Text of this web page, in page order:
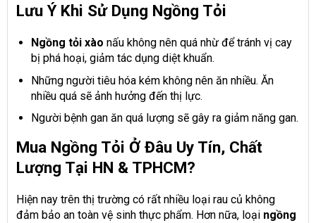
Lưu Ý Khi Sử Dụng Ngồng Tỏi
Ngồng tỏi xào nấu không nên quá nhừ để tránh vị cay
bị phá hoại, giảm tác dụng diệt khuẩn.
Những người tiêu hóa kém không nên ăn nhiều. Ăn
nhiều quá sẽ ảnh hưởng đến thị lực.
Người bệnh gan ăn quá lượng sẽ gây ra giảm năng gan.
Mua Ngồng Tỏi Ở Đâu Uy Tín, Chất
Lượng Tại HN & TPHCM?
Hiện nay trên thị trường có rất nhiều loại rau củ không
đảm bảo an toàn vệ sinh thực phẩm. Hơn nữa, loại ngồng